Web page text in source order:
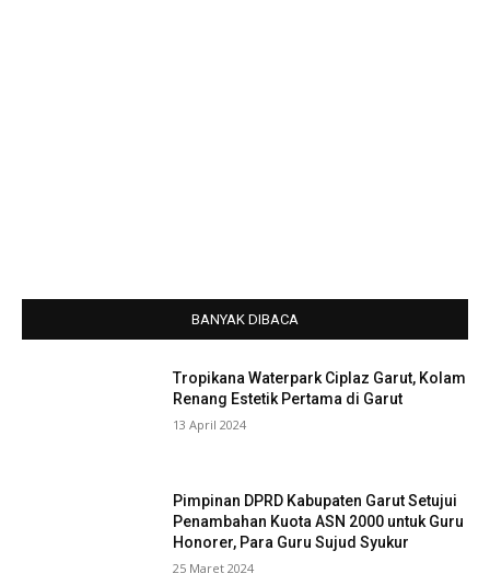
BANYAK DIBACA
Tropikana Waterpark Ciplaz Garut, Kolam
Renang Estetik Pertama di Garut
13 April 2024
Pimpinan DPRD Kabupaten Garut Setujui
Penambahan Kuota ASN 2000 untuk Guru
Honorer, Para Guru Sujud Syukur
25 Maret 2024